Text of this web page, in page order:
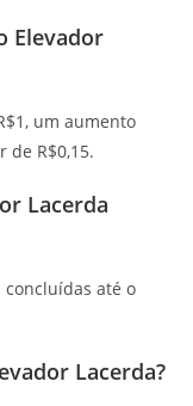
Elevador
um aumento
de R$0,15.
Lacerda
até o
Lacerda?